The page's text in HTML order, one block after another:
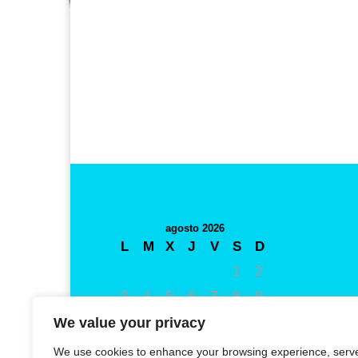
We value your privacy
We use cookies to enhance your browsing experience,
agosto 2026
L M X J V S
D
1
2
3
4 5 6 7 8
9
10 11 12 13
17
21